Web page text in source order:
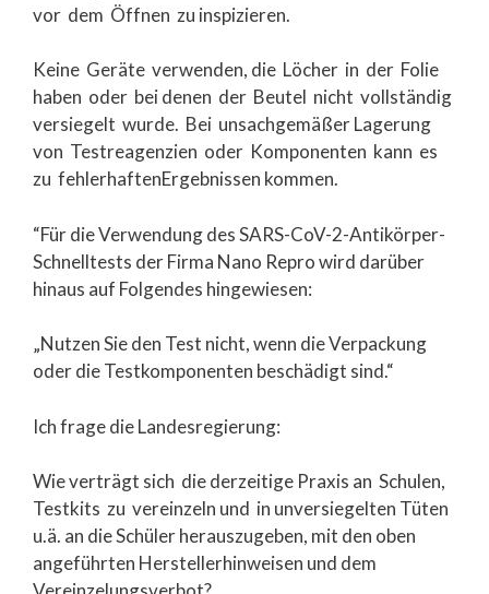
vor dem Öffnen zu inspizieren.
Keine Geräte verwenden, die Löcher in der Folie
haben oder bei denen der Beutel nicht vollständig
versiegelt wurde. Bei unsachgemäßer Lagerung
von Testreagenzien oder Komponenten kann es
zu fehlerhaftenErgebnissen kommen.
“Für die Verwendung des SARS-CoV-2-Antikörper-
Schnelltests der Firma Nano Repro wird darüber
hinaus auf Folgendes hingewiesen:
„Nutzen Sie den Test nicht, wenn die Verpackung
oder die Testkomponenten beschädigt sind.“
Ich frage die Landesregierung:
Wie verträgt sich die derzeitige Praxis an Schulen,
Testkits zu vereinzeln und in unversiegelten Tüten
u.ä. an die Schüler herauszugeben, mit den oben
angeführten Herstellerhinweisen und dem